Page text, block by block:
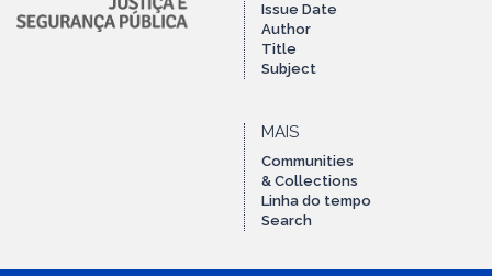
Issue Date
Author
Title
Subject
MAIS
Communities
& Collections
Linha do tempo
Search